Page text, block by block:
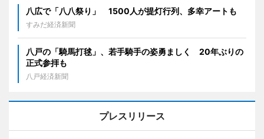
八広で「八八祭り」 1500人が提灯行列、多幸アートも
すみだ経済新聞
八戸の「騎馬打毬」、若手騎手の姿勇ましく 20年ぶりの
正式参拝も
八戸経済新聞
プレスリリース